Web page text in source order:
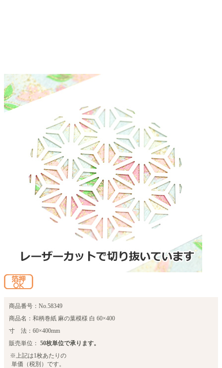
商品番号：No.58349
商品名：和柄巻紙 麻の葉模様 白 60×400
寸 法：60×400mm
販売単位： 50枚単位で承ります。
※上記は1枚あたりの
単価（税別）です。